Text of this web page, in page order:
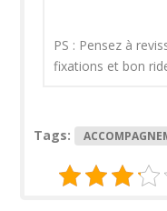
PS : Pensez à
fixations et bon
Tags: